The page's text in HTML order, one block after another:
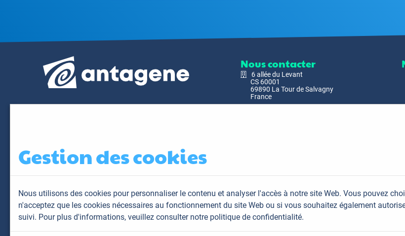
Nous contacter
6 allée du Levant
CS 60001
69890 La Tour de Salvagny
France
Gestion des cookies
Nous utilisons des cookies pour personnaliser le contenu et analyser l'accès à notre site Web. Vous pouvez
n'acceptez que les cookies nécessaires au fonctionnement du site Web ou si vous souhaitez également
suivi. Pour plus d'informations, veuillez consulter notre politique de confidentialité.